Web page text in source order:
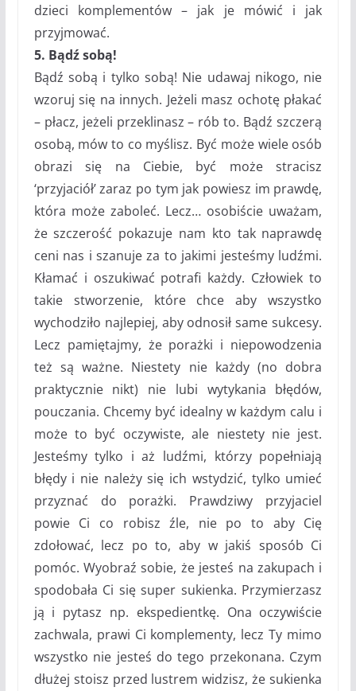
dzieci komplementów – jak je mówić i jak
przyjmować.
5. Bądź sobą!
Bądź sobą i tylko sobą! Nie udawaj nikogo, nie
wzoruj się na innych. Jeżeli masz ochotę płakać
– płacz, jeżeli przeklinasz – rób to. Bądź szczerą
osobą, mów to co myślisz. Być może wiele osób
obrazi się na Ciebie, być może stracisz
‘przyjaciół’ zaraz po tym jak powiesz im prawdę,
która może zaboleć. Lecz… osobiście uważam,
że szczerość pokazuje nam kto tak naprawdę
ceni nas i szanuje za to jakimi jesteśmy ludźmi.
Kłamać i oszukiwać potrafi każdy. Człowiek to
takie stworzenie, które chce aby wszystko
wychodziło najlepiej, aby odnosił same sukcesy.
Lecz pamiętajmy, że porażki i niepowodzenia
też są ważne. Niestety nie każdy (no dobra
praktycznie nikt) nie lubi wytykania błędów,
pouczania. Chcemy być idealny w każdym calu i
może to być oczywiste, ale niestety nie jest.
Jesteśmy tylko i aż ludźmi, którzy popełniają
błędy i nie należy się ich wstydzić, tylko umieć
przyznać do porażki. Prawdziwy przyjaciel
powie Ci co robisz źle, nie po to aby Cię
zdołować, lecz po to, aby w jakiś sposób Ci
pomóc. Wyobraź sobie, że jesteś na zakupach i
spodobała Ci się super sukienka. Przymierzasz
ją i pytasz np. ekspedientkę. Ona oczywiście
zachwala, prawi Ci komplementy, lecz Ty mimo
wszystko nie jesteś do tego przekonana. Czym
dłużej stoisz przed lustrem widzisz, że sukienka